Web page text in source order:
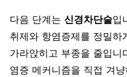
다음 단계는 신경차단술입
취제와 항염증제를 정밀
가라앉히고 부종을 줄입니
염증 메커니즘을 직접 겨